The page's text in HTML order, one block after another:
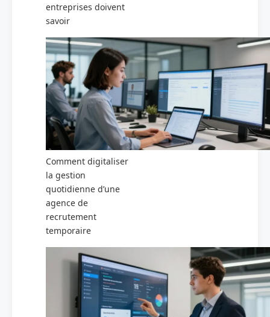
entreprises doivent
savoir
Comment digitaliser
la gestion
quotidienne d’une
agence de
recrutement
temporaire